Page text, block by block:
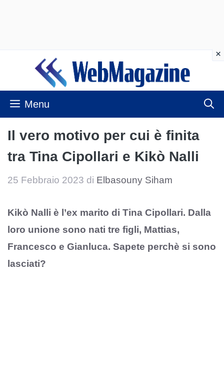
contenuto
Menu
Il vero motivo per cui è finita
tra Tina Cipollari e Kikò Nalli
25 Febbraio 2023 di Elbasouny Siham
Kikò Nalli è l’ex marito di Tina Cipollari. Dalla
loro unione sono nati tre figli, Mattias,
Francesco e Gianluca. Sapete perchè si sono
lasciati?